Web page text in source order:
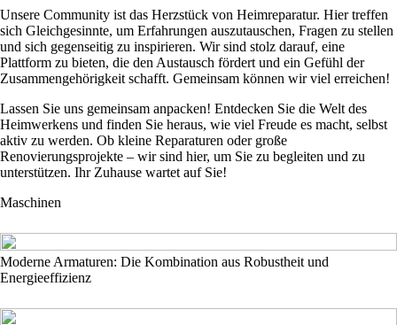
Unsere Community ist das Herzstück von Heimreparatur. Hier treffen
sich Gleichgesinnte, um Erfahrungen auszutauschen, Fragen zu stellen
und sich gegenseitig zu inspirieren. Wir sind stolz darauf, eine
Plattform zu bieten, die den Austausch fördert und ein Gefühl der
Zusammengehörigkeit schafft. Gemeinsam können wir viel erreichen!
Lassen Sie uns gemeinsam anpacken! Entdecken Sie die Welt des
Heimwerkens und finden Sie heraus, wie viel Freude es macht, selbst
aktiv zu werden. Ob kleine Reparaturen oder große
Renovierungsprojekte – wir sind hier, um Sie zu begleiten und zu
unterstützen. Ihr Zuhause wartet auf Sie!
Maschinen
Moderne Armaturen: Die Kombination aus Robustheit und
Energieeffizienz